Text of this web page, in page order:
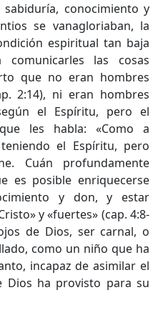
conocimiento y
se vanagloriaban, la
espiritual tan baja
las cosas
que no eran hombres
2:14), ni eran hombres
el Espíritu, pero el
les habla: «Como a
el Espíritu, pero
Cuán profundamente
es posible enriquecerse
y don, y estar
y «fuertes» (cap. 4:8-
de Dios, ser carnal, o
como un niño que ha
incapaz de asimilar el
Dios ha provisto para su